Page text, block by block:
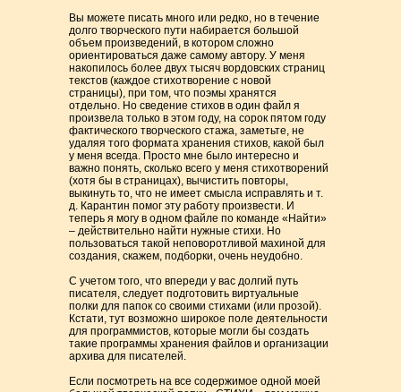
Вы можете писать много или редко, но в течение
долго творческого пути набирается большой
объем произведений, в котором сложно
ориентироваться даже самому автору. У меня
накопилось более двух тысяч вордовских страниц
текстов (каждое стихотворение с новой
страницы), при том, что поэмы хранятся
отдельно. Но сведение стихов в один файл я
произвела только в этом году, на сорок пятом году
фактического творческого стажа, заметьте, не
удаляя того формата хранения стихов, какой был
у меня всегда. Просто мне было интересно и
важно понять, сколько всего у меня стихотворений
(хотя бы в страницах), вычистить повторы,
выкинуть то, что не имеет смысла исправлять и т.
д. Карантин помог эту работу произвести. И
теперь я могу в одном файле по команде «Найти»
– действительно найти нужные стихи. Но
пользоваться такой неповоротливой махиной для
создания, скажем, подборки, очень неудобно.
С учетом того, что впереди у вас долгий путь
писателя, следует подготовить виртуальные
полки для папок со своими стихами (или прозой).
Кстати, тут возможно широкое поле деятельности
для программистов, которые могли бы создать
такие программы хранения файлов и организации
архива для писателей.
Если посмотреть на все содержимое одной моей